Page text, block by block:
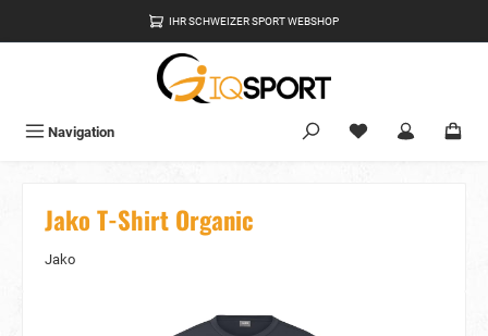
IHR SCHWEIZER SPORT WEBSHOP
Navigation Du hast 0
Jako T-Shirt Organic
Jako
Bildergalerie überspringen